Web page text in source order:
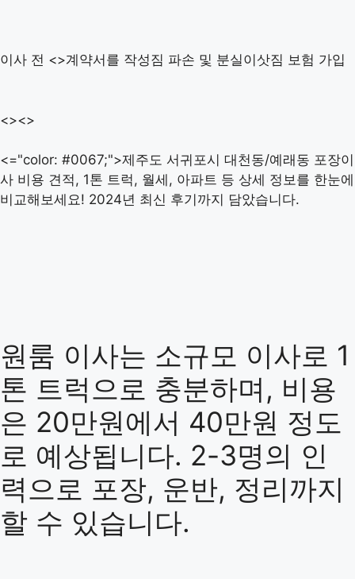
이사 전 <>계약서를 작성짐 파손 및 분실이삿짐 보험 가입
<><>
<="color: #0067;">제주도 서귀포시 대천동/예래동 포장이
사 비용 견적, 1톤 트럭, 월세, 아파트 등 상세 정보를 한눈에
비교해보세요! 2024년 최신 후기까지 담았습니다.
원룸 이사는 소규모 이사로 1
톤 트럭으로 충분하며, 비용
은 20만원에서 40만원 정도
로 예상됩니다. 2-3명의 인
력으로 포장, 운반, 정리까지
할 수 있습니다.